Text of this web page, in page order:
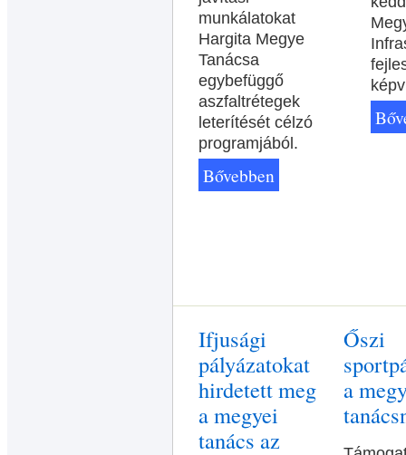
munkálatokat
Hargita Megye
Tanácsa
egybefüggő
aszfaltrétegek
leterítését célzó
programjából.
Bővebben
Ifjusági
pályázatokat
hirdetett meg
a megyei
tanács az
Őszi
a